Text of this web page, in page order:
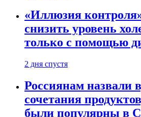
«Иллюзия
снизить уровень
только с помощью
2 дня спустя
Россиянам назвали
сочетания
были популярны в